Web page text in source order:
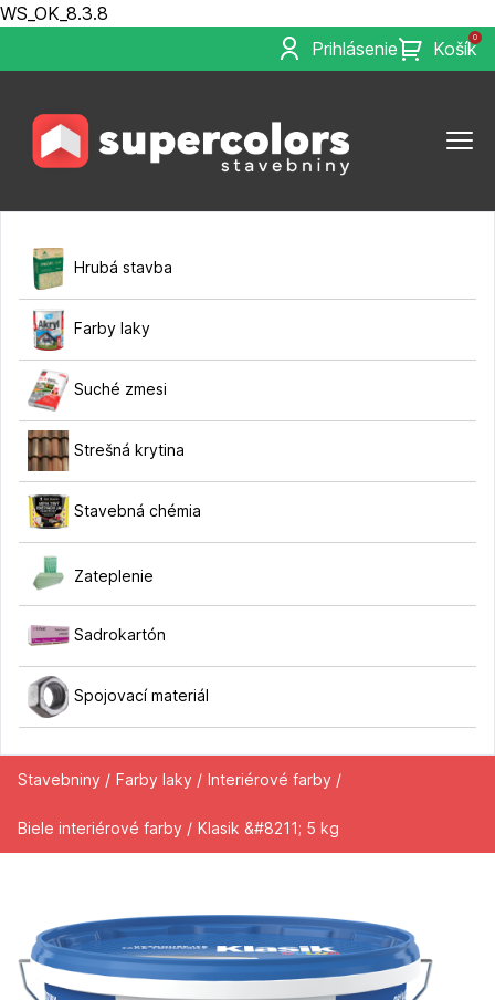
WS_OK_8.3.8
Prihlásenie
0
Košík
Hrubá stavba
Farby laky
Suché zmesi
Strešná krytina
Stavebná chémia
Zateplenie
Sadrokartón
Spojovací materiál
Stavebniny / Farby laky / Interiérové farby /
Biele interiérové farby / Klasik &#8211; 5 kg